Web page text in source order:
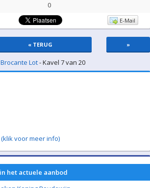
0
E-Mail
« TERUG »
Lot- Kavel 7 van 20
voor meer info)
het actuele aanbod